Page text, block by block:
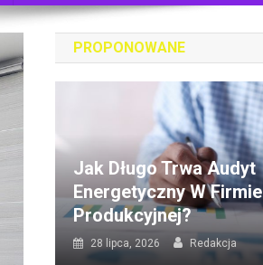
PROPONOWANE
Jak Długo Trwa Audyt
Energetyczny W Firmie
Produkcyjnej?
28 lipca, 2026 Redakcja